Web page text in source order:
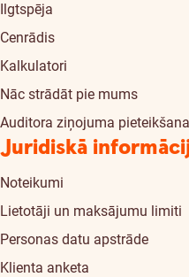
Ilgtspēja
Cenrādis
Kalkulatori
Nāc strādāt pie mums
Auditora ziņojuma pieteikšana
Juridiskā
Noteikumi
Lietotāji un maksājumu limiti
Personas datu apstrāde
Klienta anketa